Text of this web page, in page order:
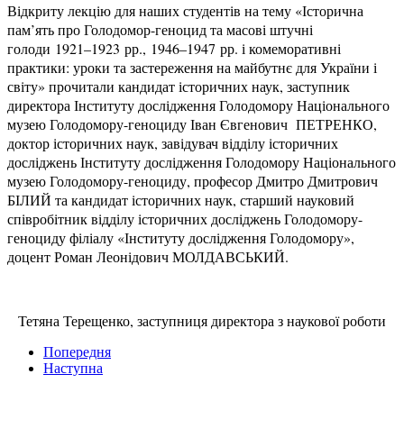
Відкриту лекцію для наших студентів на тему «Історична
пам’ять про Голодомор-геноцид та масові штучні
голоди 1921–1923 рр., 1946–1947 рр. і комеморативні
практики: уроки та застереження на майбутнє для України і
світу» прочитали кандидат історичних наук, заступник
директора Інституту дослідження Голодомору Національного
музею Голодомору-геноциду Іван Євгенович ПЕТРЕНКО,
доктор історичних наук, завідувач відділу історичних
досліджень Інституту дослідження Голодомору Національного
музею Голодомору-геноциду, професор Дмитро Дмитрович
БІЛИЙ та кандидат історичних наук, старший науковий
співробітник відділу історичних досліджень Голодомору-
геноциду філіалу «Інституту дослідження Голодомору»,
доцент Роман Леонідович МОЛДАВСЬКИЙ.
Тетяна Терещенко, заступниця директора з наукової роботи
Попередня
Наступна